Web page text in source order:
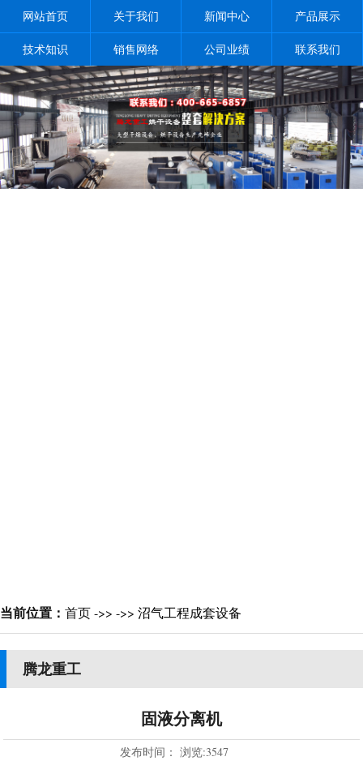
网站首页 关于我们 新闻中心 产品展示
技术知识 销售网络 公司业绩 联系我们
当前位置： 首页->> ->> 沼气工程成套设备
腾龙重工
固液分离机
发布时间： 浏览:3547